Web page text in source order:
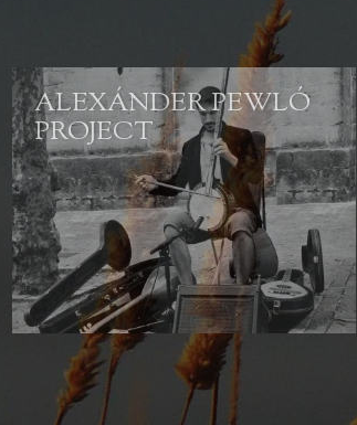
ALEXÁNDER PEWLÓ
PROJECT